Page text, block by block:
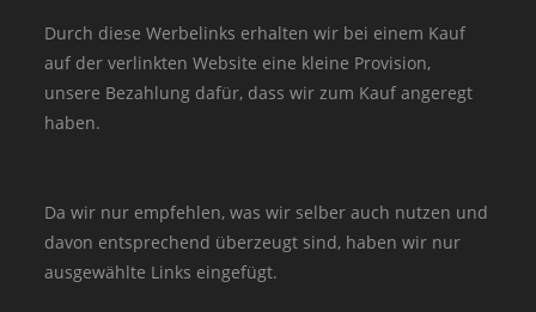
Durch diese Werbelinks erhalten wir bei einem Kauf
auf der verlinkten Website eine kleine Provision,
unsere Bezahlung dafür, dass wir zum Kauf angeregt
haben.
Da wir nur empfehlen, was wir selber auch nutzen und
davon entsprechend überzeugt sind, haben wir nur
ausgewählte Links eingefügt.